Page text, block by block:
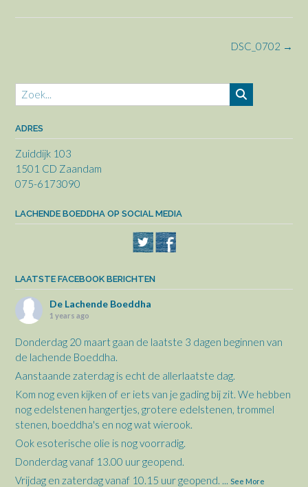
DSC_0702 →
ADRES
Zuiddijk 103
1501 CD Zaandam
075-6173090
LACHENDE BOEDDHA OP SOCIAL MEDIA
LAATSTE FACEBOOK BERICHTEN
De Lachende Boeddha
1 years ago
Donderdag 20 maart gaan de laatste 3 dagen beginnen van
de lachende Boeddha.
Aanstaande zaterdag is echt de allerlaatste dag.
Kom nog even kijken of er iets van je gading bij zit. We hebben
nog edelstenen hangertjes, grotere edelstenen, trommel
stenen, boeddha's en nog wat wierook.
Ook esoterische olie is nog voorradig.
Donderdag vanaf 13.00 uur geopend.
Vrijdag en zaterdag vanaf 10.15 uur geopend.
See More